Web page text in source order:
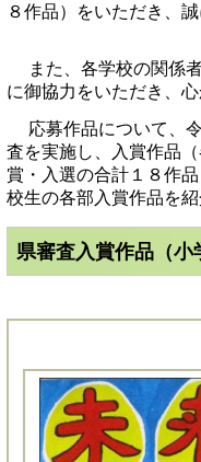
８作品）をいただき、
また、各学校の関係
に御協力をいただき、
応募作品について、
査を実施し、入賞作品
賞・入選の合計１８作
校生の各部入賞作品を紹
県審査入賞作品（小